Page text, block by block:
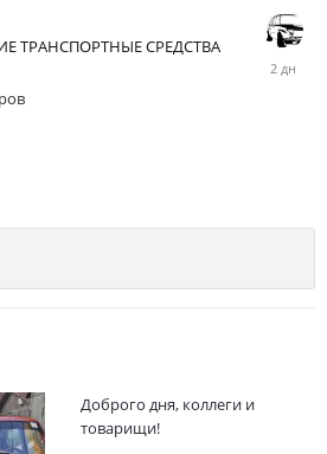
ТРАНСПОРТНЫЕ СРЕДСТВА
Среда
Доброго дня, коллеги и
товарищи!